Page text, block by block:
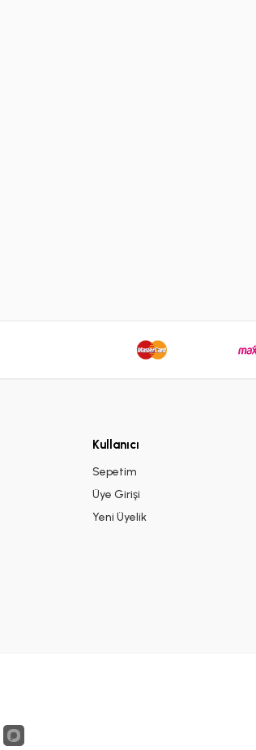
Kullanıcı
Sepetim
Üye Girişi
Yeni Üyelik